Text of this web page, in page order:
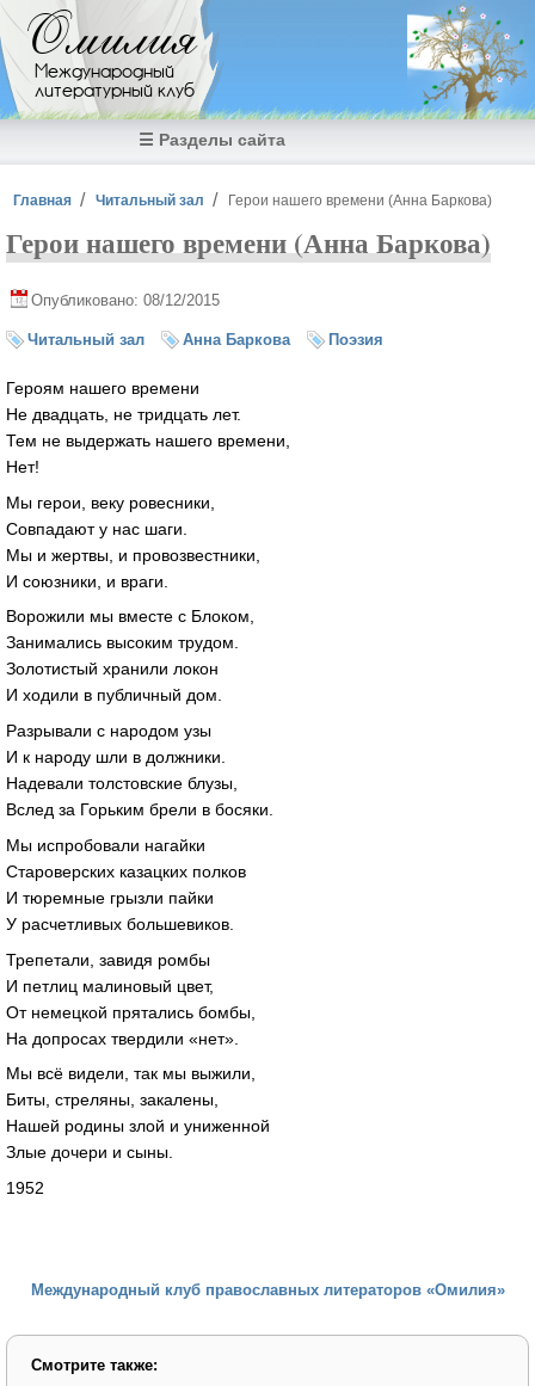
Перейти к основному содержанию
Омилия
Международный
литературный клуб
☰ Разделы сайта
Вы здесь
Главная Читальный зал Герои нашего времени (Анна Баркова)
Герои нашего времени (Анна Баркова)
Опубликовано: 08/12/2015
Читальный зал Анна Баркова Поэзия
Героям нашего времени
Не двадцать, не тридцать лет.
Тем не выдержать нашего времени,
Нет!
Мы герои, веку ровесники,
Совпадают у нас шаги.
Мы и жертвы, и провозвестники,
И союзники, и враги.
Ворожили мы вместе с Блоком,
Занимались высоким трудом.
Золотистый хранили локон
И ходили в публичный дом.
Разрывали с народом узы
И к народу шли в должники.
Надевали толстовские блузы,
Вслед за Горьким брели в босяки.
Мы испробовали нагайки
Староверских казацких полков
И тюремные грызли пайки
У расчетливых большевиков.
Трепетали, завидя ромбы
И петлиц малиновый цвет,
От немецкой прятались бомбы,
На допросах твердили «нет».
Мы всё видели, так мы выжили,
Биты, стреляны, закалены,
Нашей родины злой и униженной
Злые дочери и сыны.
1952
Международный клуб православных литераторов «Омилия»
Смотрите также: